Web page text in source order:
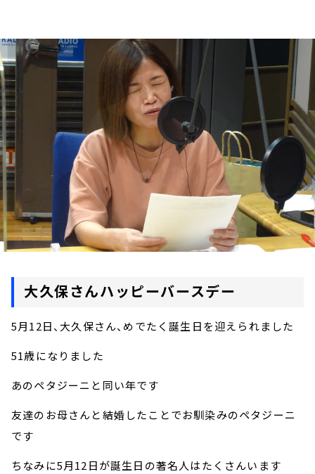
お知らせ
イベント・グッズ
YouTube
会社情報
大久保さんハッピーバースデー
5月12日、大久保さん、めでたく誕生日を迎えられました
51歳になりました
あのペタジーニと同い年です
友達のお母さんと結婚したことでお馴染みのペタジーニ
です
ちなみに5月12日が誕生日の著名人はたくさんいます